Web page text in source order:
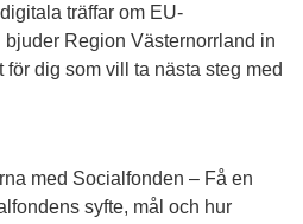
träffar om EU-
Region Västernorrland in
dig som vill ta nästa steg med
med Socialfonden – Få en
syfte, mål och hur